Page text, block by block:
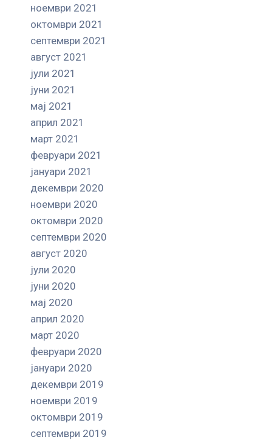
ноември 2021
октомври 2021
септември 2021
август 2021
јули 2021
јуни 2021
мај 2021
април 2021
март 2021
февруари 2021
јануари 2021
декември 2020
ноември 2020
октомври 2020
септември 2020
август 2020
јули 2020
јуни 2020
мај 2020
април 2020
март 2020
февруари 2020
јануари 2020
декември 2019
ноември 2019
октомври 2019
септември 2019